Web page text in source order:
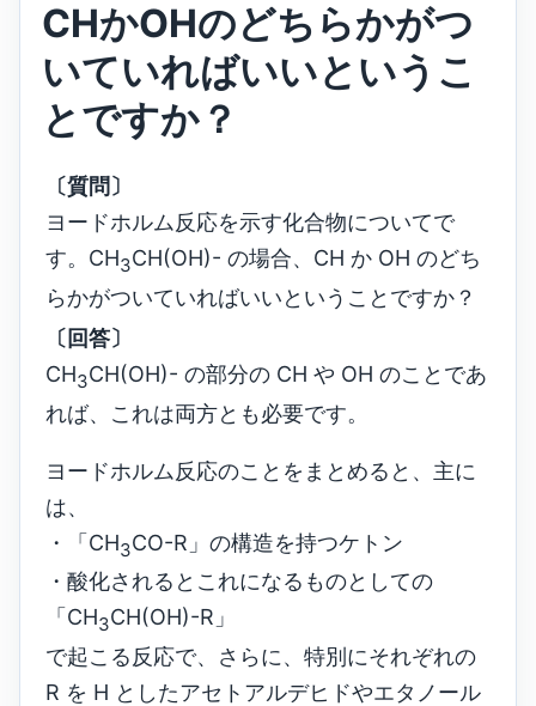
CHかOHのどちらかがつ
いていればいいというこ
とですか？
〔質問〕
ヨードホルム反応を示す化合物についてで
す。CH3CH(OH)- の場合、CH か OH のどち
らかがついていればいいということですか？
〔回答〕
CH3CH(OH)- の部分の CH や OH のことであ
れば、これは両方とも必要です。
ヨードホルム反応のことをまとめると、主に
は、
・「CH3CO-R」の構造を持つケトン
・酸化されるとこれになるものとしての
「CH3CH(OH)-R」
で起こる反応で、さらに、特別にそれぞれの
R を H としたアセトアルデヒドやエタノール